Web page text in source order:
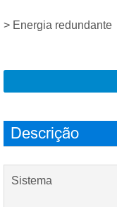
> Energia redundante
Descrição
Sistema